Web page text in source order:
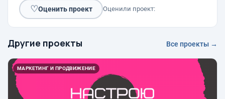
♡Оценить проект Оценили проект:
Другие проекты Все проекты →
МАРКЕТИНГ И ПРОДВИЖЕНИЕ